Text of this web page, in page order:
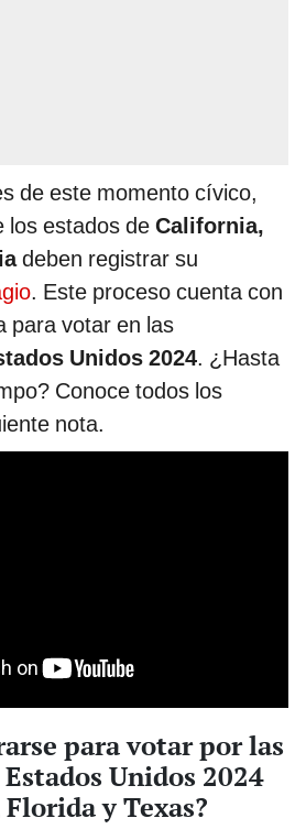
de este momento cívico,
los estados de California,
deben registrar su
. Este proceso cuenta con
para votar en las
Unidos 2024. ¿Hasta
Conoce todos los
nota.
para votar por las
Unidos 2024
y Texas?